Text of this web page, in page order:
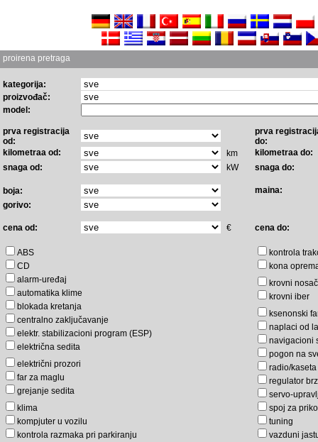
proirena pretraga
kategorija:
proizvođač:
model:
prva registracija
od:
prva
do:
kilometraa od:
km
kilometraa do:
snaga od:
kW snaga do:
boja:
maina:
gorivo:
cena od: € cena do:
ABS
CD
alarm-uređaj
automatika klime
blokada kretanja
centralno zaključavanje
elektr. stabilizacioni program (ESP)
električna sedita
električni prozori
far za maglu
grejanje sedita
klima
kompjuter u vozilu
kontrola razmaka pri parkiranju
kontrola
kona
krovni nosač
krovni iber
ksenonski
naplaci od
navigacioni
pogon na
radio/kaseta
regulator
servo-
spoj za
tuning
vazduni